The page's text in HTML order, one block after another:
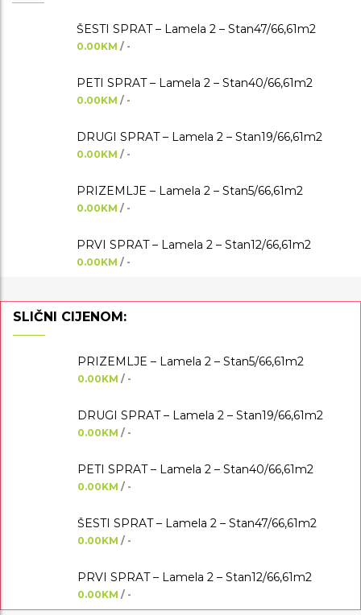
ŠESTI SPRAT – Lamela 2 – Stan47/66,61m2
0.00KM / -
PETI SPRAT – Lamela 2 – Stan40/66,61m2
0.00KM / -
DRUGI SPRAT – Lamela 2 – Stan19/66,61m2
0.00KM / -
PRIZEMLJE – Lamela 2 – Stan5/66,61m2
0.00KM / -
PRVI SPRAT – Lamela 2 – Stan12/66,61m2
0.00KM / -
SLIČNI CIJENOM:
PRIZEMLJE – Lamela 2 – Stan5/66,61m2
0.00KM / -
DRUGI SPRAT – Lamela 2 – Stan19/66,61m2
0.00KM / -
PETI SPRAT – Lamela 2 – Stan40/66,61m2
0.00KM / -
ŠESTI SPRAT – Lamela 2 – Stan47/66,61m2
0.00KM / -
PRVI SPRAT – Lamela 2 – Stan12/66,61m2
0.00KM / -